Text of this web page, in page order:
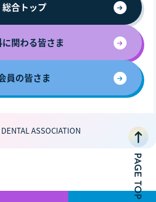
総合トップ
関わる皆さま
員の皆さま
ASSOCIATION